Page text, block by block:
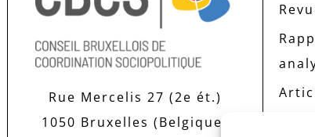
Rue Mercelis 27 (2e ét.)
1050 Bruxelles (Belgique)